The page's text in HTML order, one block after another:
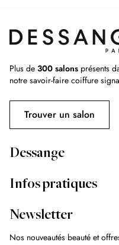
Plus de 300 salons présents
notre savoir-faire coiffure
Trouver un salon
Dessange
Infos pratiques
Newsletter
Nos nouveautés beauté et